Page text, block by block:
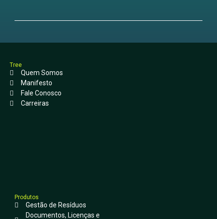
Tree
Quem Somos
Manifesto
Fale Conosco
Carreiras
Produtos
Gestão de Resíduos
Documentos, Licenças e